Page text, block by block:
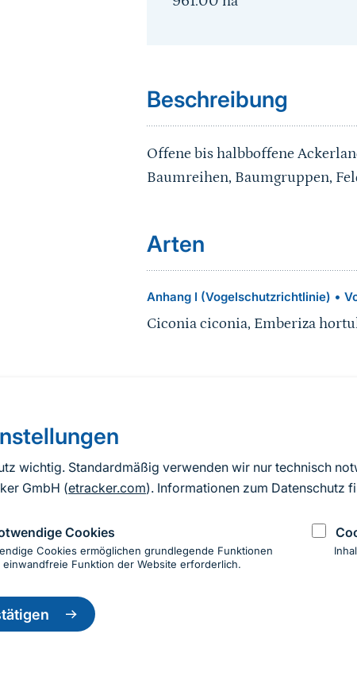
wichtig. Standardmäßig verwenden wir nur technisch
GmbH (etracker.com). Informationen zum Datenschutz
Cookies
Cookies ermöglichen grundlegende Funktionen
Funktion der Website erforderlich.
Einwilligung
zurückziehen
Beschreibung
Offene bis halbboffene
Baumreihen, Baumgruppen,
Arten
Anhang I (Vogelschutzrichtlinie) •
Ciconia ciconia, Emberiza
Nach Angaben der an die EU
2019). Aus besonderen
Seite